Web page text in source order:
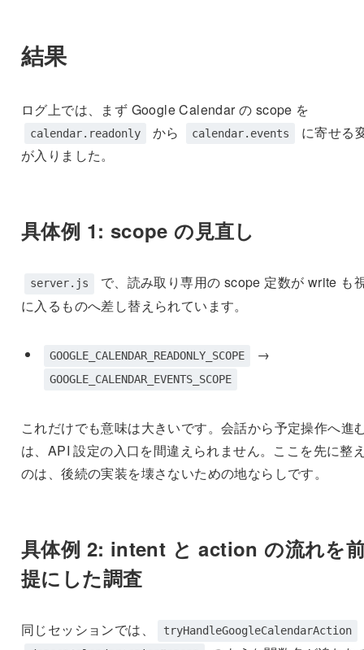
結果
ログ上では、まず Google Calendar の scope を
calendar.readonly から calendar.events
に寄せる
が入りました。
具体例 1: scope の見直し
server.js
で、読み取り専用の scope 定数が write も
に入るものへ差し替えられています。
GOOGLE_CALENDAR_READONLY_SCOPE →
GOOGLE_CALENDAR_EVENTS_SCOPE
これだけでも意味は大きいです。会話から予定操作へ進
は、API 設定の入口を間違えられません。ここを先に整
のは、後続の実装を壊さないための地ならしです。
具体例 2: intent と action の流れを
提にした調査
同じセッションでは、 tryHandleGoogleCalendarAction